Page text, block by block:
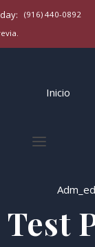
(916) 440-0892
Inicio
Test